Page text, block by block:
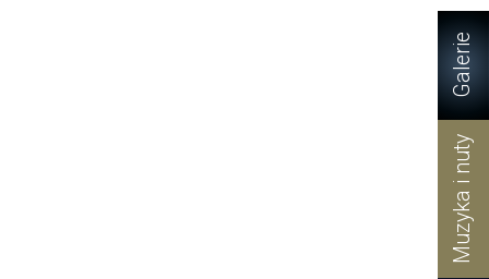
Galerie
Muzyka i nuty